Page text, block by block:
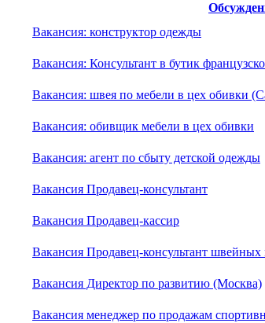
Вакансия: конструктор одежды
Вакансия: Консультант в бутик
Вакансия: швея по мебели в цех обивки
Вакансия: обивщик мебели в цех обивки
Вакансия: агент по сбыту детской одежды
Вакансия Продавец-консультант
Вакансия Продавец-кассир
Вакансия Продавец-консультант
Вакансия Директор по развитию (Москва)
Вакансия менеджер по продажам